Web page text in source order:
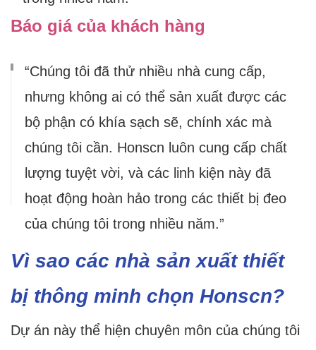
Báo giá của khách hàng
“Chúng tôi đã thử nhiều nhà cung cấp,
nhưng không ai có thể sản xuất được các
bộ phận có khía sạch sẽ, chính xác mà
chúng tôi cần. Honscn luôn cung cấp chất
lượng tuyệt vời, và các linh kiện này đã
hoạt động hoàn hảo trong các thiết bị đeo
của chúng tôi trong nhiều năm.”
Vì sao các nhà sản xuất thiết
bị thông minh chọn Honscn?
Dự án này thể hiện chuyên môn của chúng tôi